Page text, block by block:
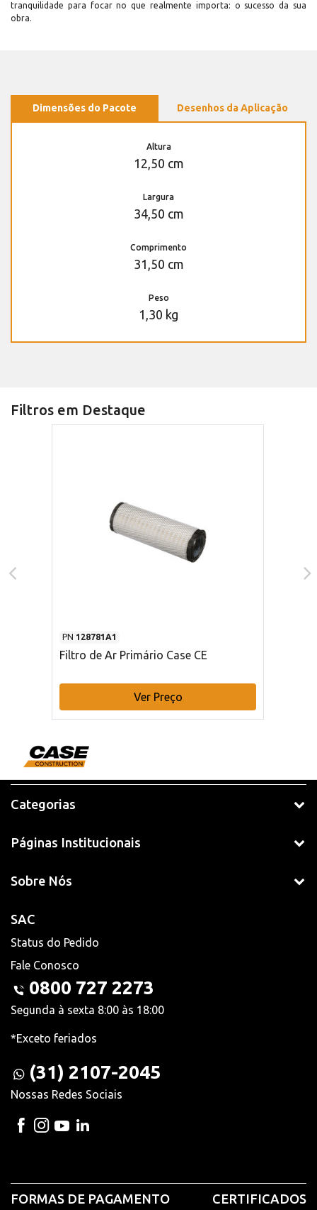
tranquilidade para focar no que realmente importa: o sucesso da sua
obra.
Dimensões do Pacote Desenhos da Aplicação
Altura
12,50 cm
Largura
34,50 cm
Comprimento
31,50 cm
Peso
1,30 kg
Filtros em Destaque
PN 128781A1
Filtro de Ar Primário Case CE
Ver Preço
Categorias
Páginas Institucionais
Sobre Nós
SAC
Status do Pedido
Fale Conosco
0800 727 2273
Segunda à sexta 8:00 às 18:00
*Exceto feriados
(31) 2107-2045
Nossas Redes Sociais
FORMAS DE PAGAMENTO CERTIFICADOS